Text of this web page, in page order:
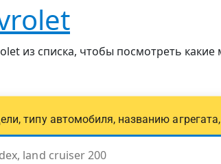
из списка, чтобы посмотреть какие
типу автомобиля, названию